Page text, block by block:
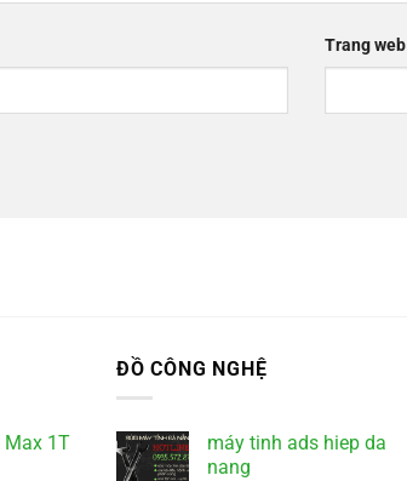
Trang web
Max 1T
ĐỒ CÔNG NGHỆ
máy tinh ads hiep da
nang